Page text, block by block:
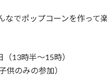
なでポップコーンを作って
13時半〜15時）
供のみの参加）